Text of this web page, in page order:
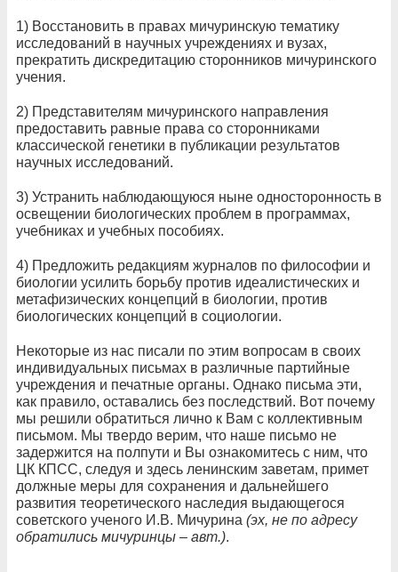
1) Восстановить в правах мичуринскую тематику
исследований в научных учреждениях и вузах,
прекратить дискредитацию сторонников мичуринского
учения.
2) Представителям мичуринского направления
предоставить равные права со сторонниками
классической генетики в публикации результатов
научных исследований.
3) Устранить наблюдающуюся ныне односторонность в
освещении биологических проблем в программах,
учебниках и учебных пособиях.
4) Предложить редакциям журналов по философии и
биологии усилить борьбу против идеалистических и
метафизических концепций в биологии, против
биологических концепций в социологии.
Некоторые из нас писали по этим вопросам в своих
индивидуальных письмах в различные партийные
учреждения и печатные органы. Однако письма эти,
как правило, оставались без последствий. Вот почему
мы решили обратиться лично к Вам с коллективным
письмом. Мы твердо верим, что наше письмо не
задержится на полпути и Вы ознакомитесь с ним, что
ЦК КПСС, следуя и здесь ленинским заветам, примет
должные меры для сохранения и дальнейшего
развития теоретического наследия выдающегося
советского ученого И.В. Мичурина (эх, не по адресу
обратились мичуринцы – авт.).